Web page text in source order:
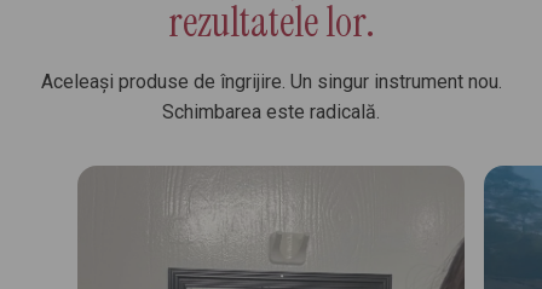
rezultatele lor.
Aceleași produse de îngrijire. Un singur instrument nou.
Schimbarea este radicală.